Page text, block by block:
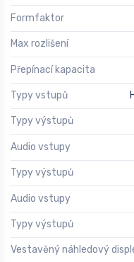
Formfaktor
Max rozlišení
Přepínací kapacita
Typy vstupů
Typy výstupů
Audio vstupy
Typy výstupů
Audio vstupy
Typy výstupů
Vestavěný náhledový